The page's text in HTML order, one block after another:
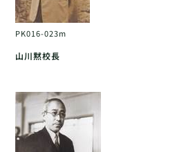
PK016-023m
山川黙校長